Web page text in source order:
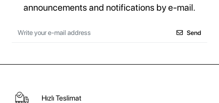
announcements and notifications by e-mail.
Send
Hızlı Teslimat